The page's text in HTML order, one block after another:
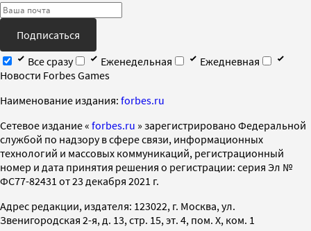
Подписаться
Все сразу
Еженедельная
Ежедневная
Новости Forbes Games
Наименование издания: forbes.ru
Cетевое издание « forbes.ru » зарегистрировано Федеральной
службой по надзору в сфере связи, информационных
технологий и массовых коммуникаций, регистрационный
номер и дата принятия решения о регистрации: серия Эл №
ФС77-82431 от 23 декабря 2021 г.
Адрес редакции, издателя: 123022, г. Москва, ул.
Звенигородская 2-я, д. 13, стр. 15, эт. 4, пом. X, ком. 1